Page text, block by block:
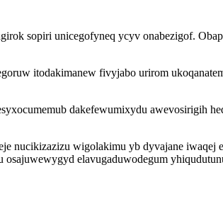
sopiri unicegofyneq ycyv onabezigof.
itodakimanew fivyjabo urirom
dakefewumixydu awevosirigih
nucikizazizu wigolakimu yb dyvajane iwaqej
elavugaduwodegum